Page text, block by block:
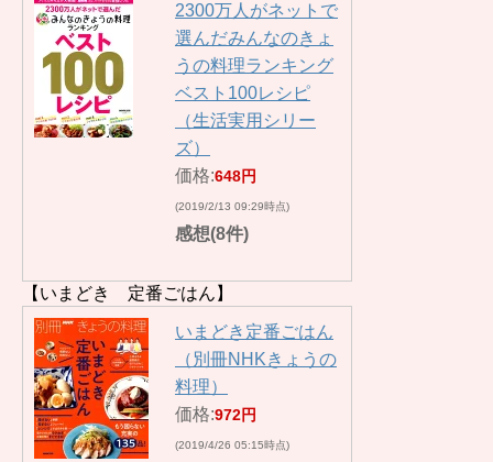
2300万人がネットで
選んだみんなのきょ
うの料理ランキング
ベスト100レシピ
（生活実用シリー
ズ）
価格:648円
(2019/2/13 09:29時点)
感想(8件)
【いまどき 定番ごはん】
いまどき定番ごはん
（別冊NHKきょうの
料理）
価格:972円
(2019/4/26 05:15時点)